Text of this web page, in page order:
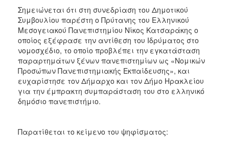
Σημειώνεται ότι στη συνεδρίαση του Δημοτικού
Συμβουλίου παρέστη ο Πρύτανης του Ελληνικού
Μεσογειακού Πανεπιστημίου Νίκος Κατσαράκης ο
οποίος εξέφρασε την αντίθεση του Ιδρύματος στο
νομοσχέδιο, το οποίο προβλέπει την εγκατάσταση
παραρτημάτων ξένων πανεπιστημίων ως «Νομικών
Προσώπων Πανεπιστημιακής Εκπαίδευσης», και
ευχαρίστησε τον Δήμαρχο και τον Δήμο Ηρακλείου
για την έμπρακτη συμπαράσταση του στο ελληνικό
δημόσιο πανεπιστήμιο.
Παρατίθεται το κείμενο του ψηφίσματος: